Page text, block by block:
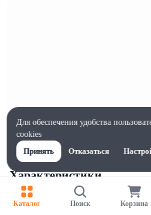
Характеристики
Ширина, мм
124
Каталог Поиск Корзина
Для обеспечения удобства
cookies
Принять
Отказаться